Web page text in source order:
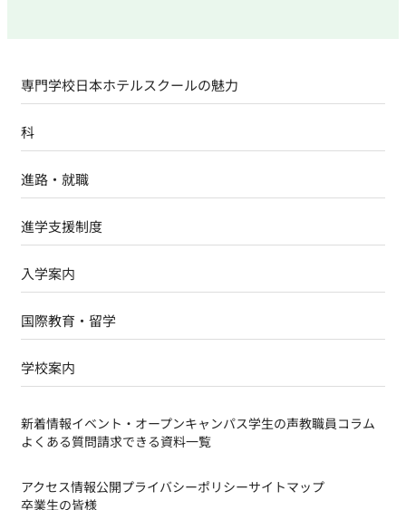
専門学校日本ホテルスクールの魅力
科
進路・就職
進学支援制度
入学案内
国際教育・留学
学校案内
新着情報イベント・オープンキャンパス学生の声教職員コラム
よくある質問請求できる資料一覧
アクセス情報公開プライバシーポリシーサイトマップ
卒業生の皆様